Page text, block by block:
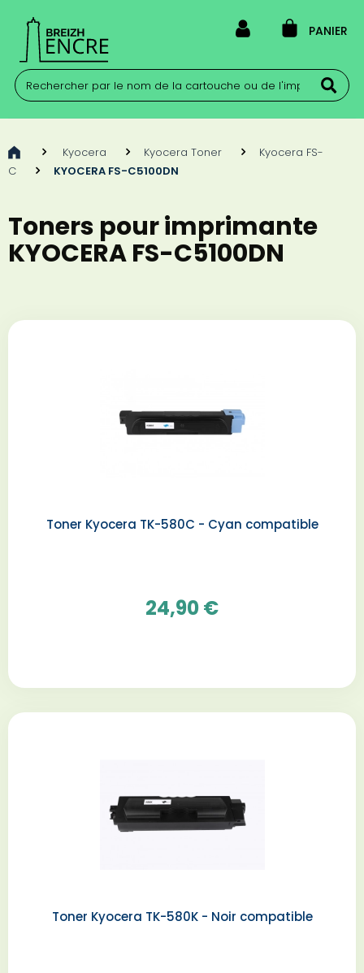
PANIER
Kyocera Kyocera Toner
Kyocera FS-
C
KYOCERA FS-C5100DN
Toners pour imprimante
KYOCERA FS-C5100DN
Toner Kyocera TK-580C - Cyan compatible
24,90 €
Toner Kyocera TK-580K - Noir compatible